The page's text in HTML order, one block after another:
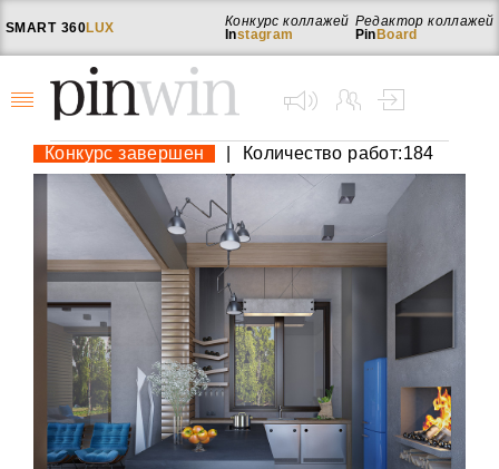
SMART 360LUX
Редактор коллажей
Pin Board
Конкурс коллажей
Instagram
Конкурс завершен Количество работ:184